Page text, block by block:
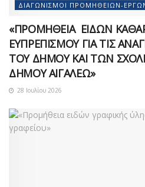
ΔΙΑΓΩΝΙΣΜΟΊ ΠΡΟΜΗΘΕΙΏΝ-
«ΠΡΟΜΗΘΕΙΑ ΕΙΔΩΝ
ΕΥΠΡΕΠΙΣΜΟΥ ΓΙΑ ΤΙΣ
ΤΟΥ ΔΗΜΟΥ ΚΑΙ ΤΩΝ
ΔΗΜΟΥ ΑΙΓΑΛΕΩ»
28 Ιουλίου 2026